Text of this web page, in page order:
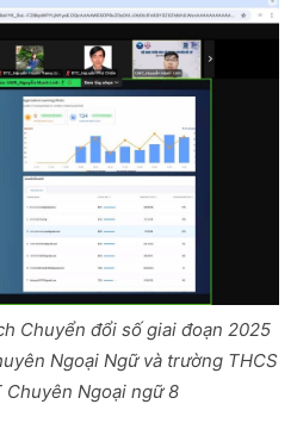
Chuyển đổi số giai đoạn 2025
Ngoại Ngữ và trường THCS
Chuyên Ngoại ngữ 8